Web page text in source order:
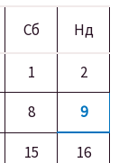
Сб Нд
1
2
8 9
15
16